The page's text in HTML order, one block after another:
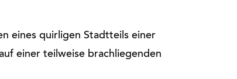
eines quirligen Stadtteils einer
einer teilweise brachliegenden